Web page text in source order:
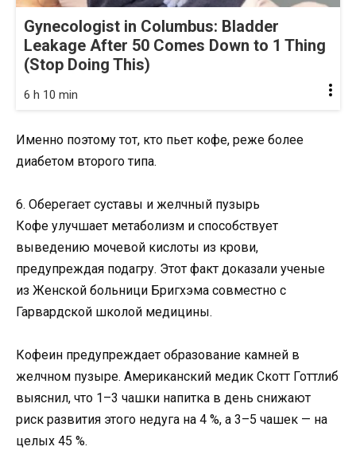
Gynecologist in Columbus: Bladder
Leakage After 50 Comes Down to 1 Thing
(Stop Doing This)
6 h 10 min
Именно поэтому тот, кто пьет кофе, реже более
диабетом второго типа.
6. Оберегает суставы и желчный пузырь
Кофе улучшает метаболизм и способствует
выведению мочевой кислоты из крови,
предупреждая подагру. Этот факт доказали ученые
из Женской больници Бригхэма совместно с
Гарвардской школой медицины.
Кофеин предупреждает образование камней в
желчном пузыре. Американский медик Скотт Готтлиб
выяснил, что 1–3 чашки напитка в день снижают
риск развития этого недуга на 4 %, а 3–5 чашек — на
целых 45 %.